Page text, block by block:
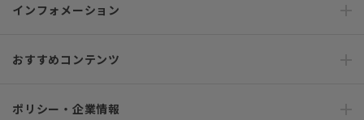
インフォメーション
おすすめコンテンツ
ポリシー・企業情報